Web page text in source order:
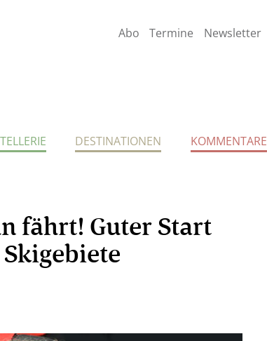
Abo Termine Newsletter
DESTINATIONEN KOMMENTARE
fährt! Guter Start